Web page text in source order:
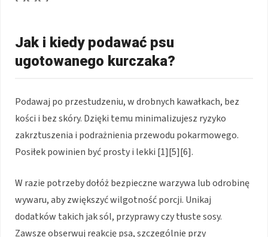
Jak i kiedy podawać psu
ugotowanego kurczaka?
Podawaj po przestudzeniu, w drobnych kawałkach, bez
kości i bez skóry. Dzięki temu minimalizujesz ryzyko
zakrztuszenia i podrażnienia przewodu pokarmowego.
Posiłek powinien być prosty i lekki [1][5][6].
W razie potrzeby dołóż bezpieczne warzywa lub odrobinę
wywaru, aby zwiększyć wilgotność porcji. Unikaj
dodatków takich jak sól, przyprawy czy tłuste sosy.
Zawsze obserwuj reakcję psa, szczególnie przy